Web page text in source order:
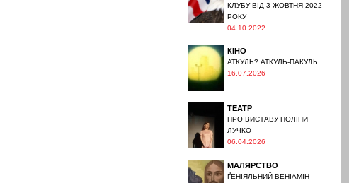
КЛУБУ ВІД 3 ЖОВТНЯ 2022
РОКУ
04.10.2022
КІНО
АТКУЛЬ? АТКУЛЬ-ПАКУЛЬ
16.07.2026
ТЕАТР
ПРО ВИСТАВУ ПОЛІНИ
ЛУЧКО
06.04.2026
МАЛЯРСТВО
ҐЕНІЯЛЬНИЙ ВЕНІАМІН